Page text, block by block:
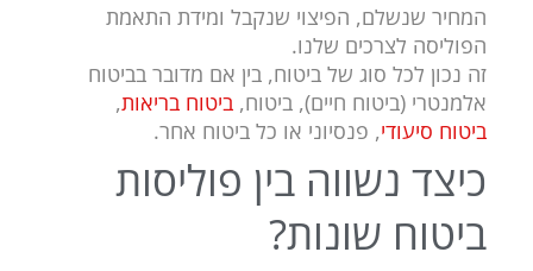
המחיר שנשלם, הפיצוי שנקבל ומידת התאמת
הפוליסה לצרכים שלנו.
זה נכון לכל סוג של ביטוח, בין אם מדובר בביטוח
אלמנטרי (ביטוח חיים), ביטוח, ביטוח בריאות,
ביטוח סיעודי, פנסיוני או כל ביטוח אחר.
כיצד נשווה בין פוליסות
ביטוח שונות?